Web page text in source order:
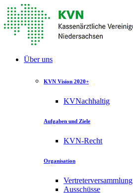
Über uns
KVN Vision 2020+
KVNachhaltig
Aufgaben und Ziele
KVN-Recht
Organisation
Vertreterversammlung
Ausschüsse